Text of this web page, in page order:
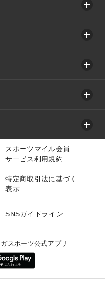
スポーツマイル会員
サービス利用規約
特定商取引法に基づく
表示
SNSガイドライン
スポーツ公式アプリ